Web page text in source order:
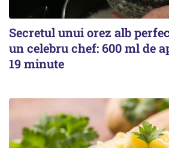
Secretul unui orez alb
un celebru chef: 600 ml de
19 minute